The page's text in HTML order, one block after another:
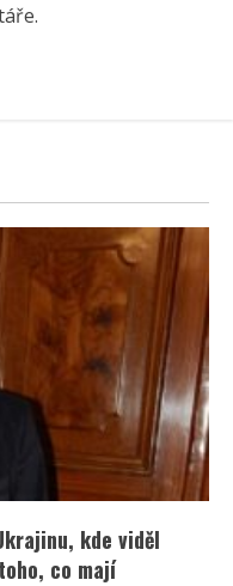
kde viděl
co mají